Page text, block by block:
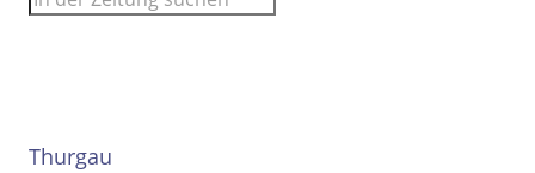
Zuletzt gesucht
Thurgau